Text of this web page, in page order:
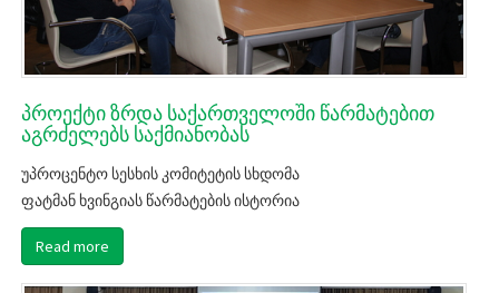
პროექტი ზრდა საქართველოში წარმატებით
აგრძელებს საქმიანობას
უპროცენტო სესხის კომიტეტის სხდომა
ფატმან ხვინგიას წარმატების ისტორია
Read more